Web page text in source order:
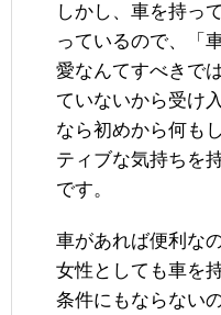
しかし、車を持っ
っているので、「
愛なんてすべきで
ていないから受け
なら初めから何も
ティブな気持ちを
です。
車があれば便利な
女性としても車を
条件にもならない